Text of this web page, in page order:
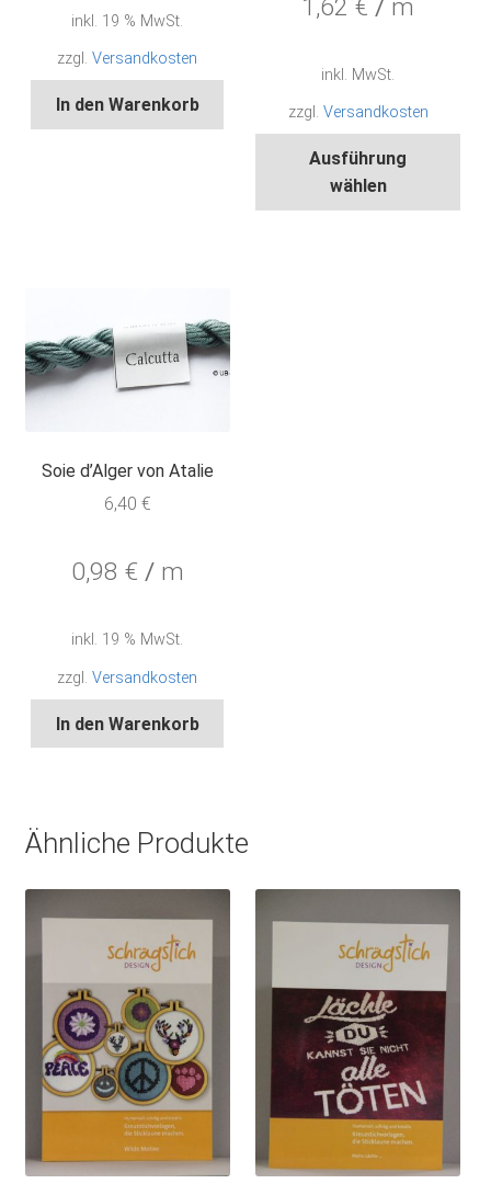
inkl. 19 % MwSt.
zzgl.Versandkosten
In den Warenkorb
1,62€ / m
inkl. MwSt.
zzgl. Versandkosten
Ausführung
wählen
Soie d’Alger von Atalie
6,40 €
0,98 € / m
inkl. 19 % MwSt.
zzgl.Versandkosten
In den Warenkorb
Ähnliche Produkte